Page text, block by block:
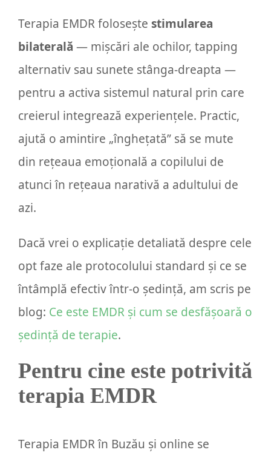
Terapia EMDR folosește stimularea
bilaterală — mișcări ale ochilor, tapping
alternativ sau sunete stânga-dreapta —
pentru a activa sistemul natural prin care
creierul integrează experiențele. Practic,
ajută o amintire „înghețată” să se mute
din rețeaua emoțională a copilului de
atunci în rețeaua narativă a adultului de
azi.
Dacă vrei o explicație detaliată despre cele
opt faze ale protocolului standard și ce se
întâmplă efectiv într-o ședință, am scris pe
blog: Ce este EMDR și cum se desfășoară o
ședință de terapie.
Pentru cine este potrivită
terapia EMDR
Terapia EMDR în Buzău și online se